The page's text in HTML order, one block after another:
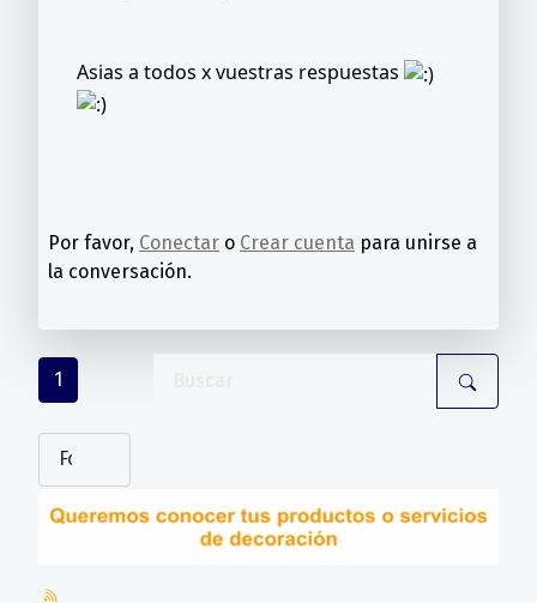
Asias a todos x vuestras respuestas
Por favor, Conectar o Crear cuenta para unirse a
la conversación.
1